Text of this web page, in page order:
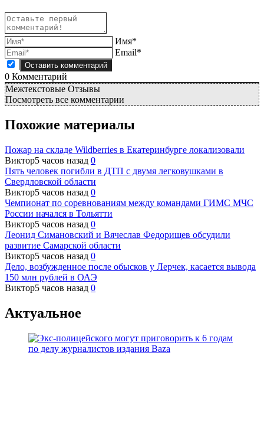
Имя*
Email*
0 Комментарий
Межтекстовые Отзывы
Посмотреть все комментарии
Похожие материалы
Пожар на складе Wildberries в Екатеринбурге локализовали
Виктор5 часов назад 0
Пять человек погибли в ДТП с двумя легковушками в
Свердловской области
Виктор5 часов назад 0
Чемпионат по соревнованиям между командами ГИМС МЧС
России начался в Тольятти
Виктор5 часов назад 0
Леонид Симановский и Вячеслав Федорищев обсудили
развитие Самарской области
Виктор5 часов назад 0
Дело, возбужденное после обысков у Лерчек, касается вывода
150 млн рублей в ОАЭ
Виктор5 часов назад 0
Актуальное